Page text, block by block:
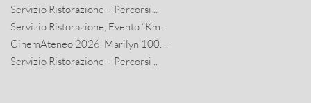
Servizio Ristorazione – Percorsi ..
Servizio Ristorazione, Evento “Km ..
CinemAteneo 2026. Marilyn 100. ..
Servizio Ristorazione – Percorsi ..